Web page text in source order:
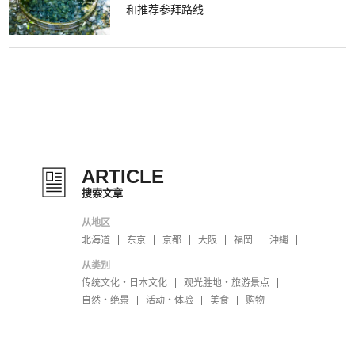
和推荐参拜路线
ARTICLE
搜索文章
从地区
北海道
东京 京都 大阪 福岡 沖縄
从类别
传统文化・日本文化
观光胜地・旅游景点
自然・绝景
活动・体验 美食 购物